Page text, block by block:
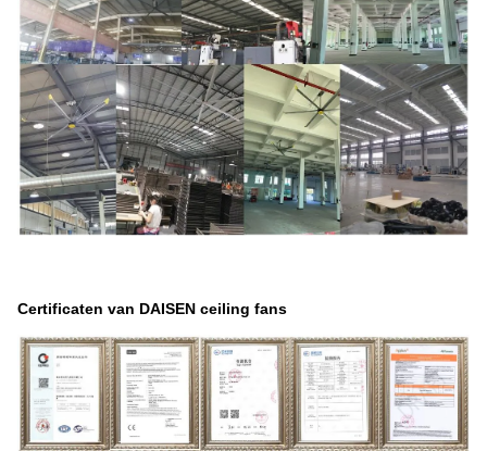
Certificaten van DAISEN ceiling fans